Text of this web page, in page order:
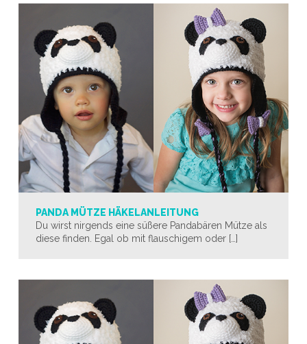
PANDA MÜTZE HÄKELANLEITUNG
Du wirst nirgends eine süßere Pandabären Mütze als
diese finden. Egal ob mit flauschigem oder […]